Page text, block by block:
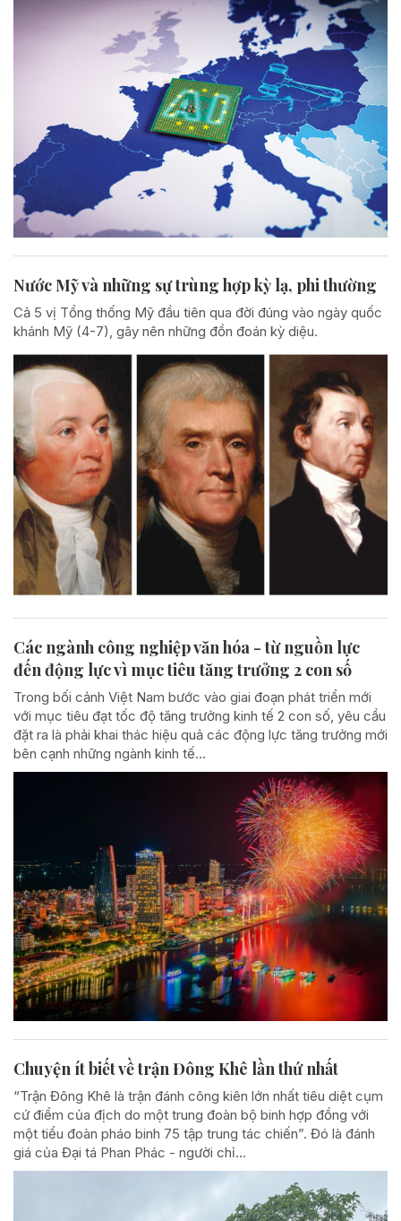
Nước Mỹ và những sự trùng hợp kỳ lạ, phi thường
Cả 5 vị Tổng thống Mỹ đầu tiên qua đời đúng vào ngày quốc
khánh Mỹ (4-7), gây nên những đồn đoán kỳ diệu.
Các ngành công nghiệp văn hóa - từ nguồn lực
đến động lực vì mục tiêu tăng trưởng 2 con số
Trong bối cảnh Việt Nam bước vào giai đoạn phát triển mới
với mục tiêu đạt tốc độ tăng trưởng kinh tế 2 con số, yêu cầu
đặt ra là phải khai thác hiệu quả các động lực tăng trưởng mới
bên cạnh những ngành kinh tế...
Chuyện ít biết về trận Đông Khê lần thứ nhất
“Trận Đông Khê là trận đánh công kiên lớn nhất tiêu diệt cụm
cứ điểm của địch do một trung đoàn bộ binh hợp đồng với
một tiểu đoàn pháo binh 75 tập trung tác chiến”. Đó là đánh
giá của Đại tá Phan Phác - người chỉ...